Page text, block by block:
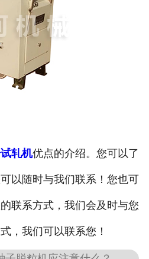
轧机优点的介绍。您可以了
以随时与我们联系！您也可
联系方式，我们会及时与您
，我们可以联系您！